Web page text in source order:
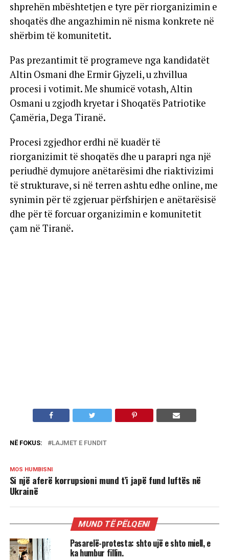
shprehën mbështetjen e tyre për riorganizimin e
shoqatës dhe angazhimin në nisma konkrete në
shërbim të komunitetit.
Pas prezantimit të programeve nga kandidatët
Altin Osmani dhe Ermir Gjyzeli, u zhvillua
procesi i votimit. Me shumicë votash, Altin
Osmani u zgjodh kryetar i Shoqatës Patriotike
Çamëria, Dega Tiranë.
Procesi zgjedhor erdhi në kuadër të
riorganizimit të shoqatës dhe u parapri nga një
periudhë dymujore anëtarësimi dhe riaktivizimi
të strukturave, si në terren ashtu edhe online, me
synimin për të zgjeruar përfshirjen e anëtarësisë
dhe për të forcuar organizimin e komunitetit
çam në Tiranë.
NË FOKUS: LAJMET E FUNDIT
MOS HUMBISNI
Si një aferë korrupsioni mund t’i japë fund luftës në
Ukrainë
MUND TË PËLQENI
Pasarelë-protesta: shto ujë e shto miell, e
ka humbur fillin.